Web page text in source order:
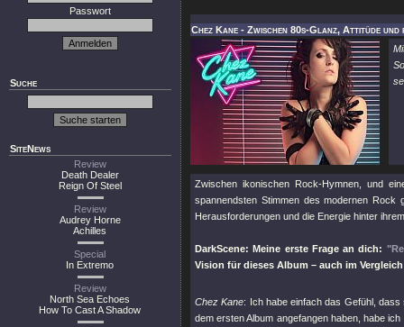
Passwort
Suche
SiteNews
Review
Death Dealer
Reign Of Steel
Review
Audrey Horne
Achilles
Special
In Extremo
Review
North Sea Echoes
How To Cast A Shadow
Chez Kane - Zwischen 80s-Glanz, Attitüde und
Zwischen ikonischen Rock-Hymnen, und
spannendsten Stimmen des modernen
Herausforderungen und die Energie hinter
DarkScene: Meine erste Frage an dich:
Vision für dieses Album – auch im
Chez Kane: Ich habe einfach das Gefühl,
dem ersten Album angefangen haben, habe